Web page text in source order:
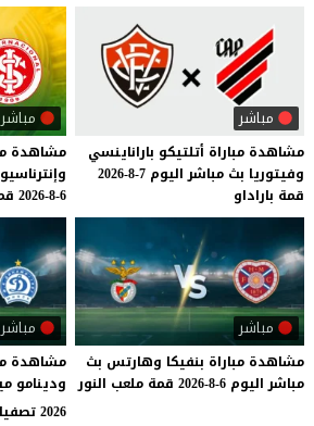
مباشر
مشاهدة مباراة أتلتيكو باراناينسي
وفيتوريا بث مباشر اليوم 7-8-2026
قمة باراداو
مباشر
مشاهدة
6-8-2026
مباشر
مشاهدة مباراة بنفيكا وهارتس بث
مباشر اليوم 6-8-2026 قمة ملعب النور
مباشر
مشاهدة
2026 تصفيات دوري المؤتمر